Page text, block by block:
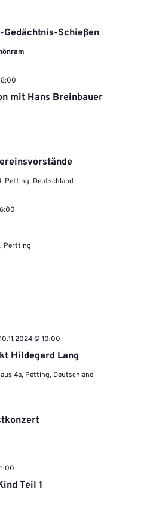
Schießen
mit Hans Breinbauer
Petting, Deutschland
Pertting
Hildegard Lang
10.11.2024 @ 10:00
4a, Petting, Deutschland
Teil 1